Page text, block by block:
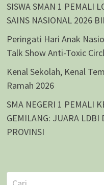
SISWA SMAN 1 PEMALI
SAINS NASIONAL 2026
Peringati Hari Anak
Talk Show Anti-Toxic
Kenal Sekolah, Kenal
Ramah 2026
SMA NEGERI 1 PEMALI
GEMILANG: JUARA LDBI
PROVINSI
Cari